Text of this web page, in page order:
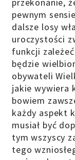
pewnym
dalsze losy
uroczystości
funkcji
będzie
obywateli
jakie wywiera
bowiem
każdy aspekt
musiał być
tym wszyscy
tego